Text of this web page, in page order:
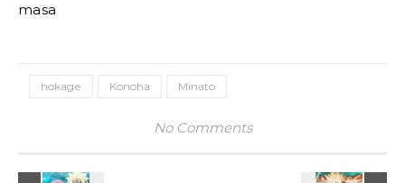
masa
hokage Konoha Minato
No Comments